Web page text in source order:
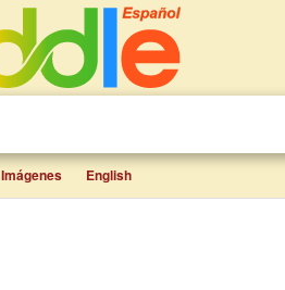
Imágenes English